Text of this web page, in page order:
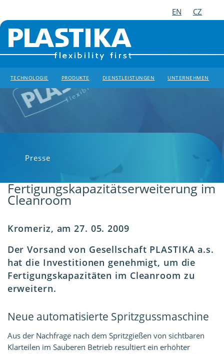
EN CZ
TECHNOLOGIE PRODUKTE DIENSTLEISTUNGEN UNTERNEHMEN
Presse
Fertigungskapazitätserweiterung im
Cleanroom
Kromeriz, am 27. 05. 2009
Der Vorsand von Gesellschaft PLASTIKA a.s.
hat die Investitionen genehmigt, um die
Fertigungskapazitäten im Cleanroom zu
erweitern.
Neue automatisierte Spritzgussmaschine
Aus der Nachfrage nach dem Spritzgießen von sichtbaren
Klarteilen im Sauberen Betrieb resultiert ein erhöhter